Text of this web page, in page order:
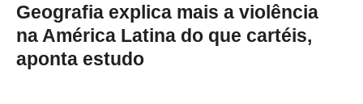
Geografia explica mais a violência
na América Latina do que cartéis,
aponta estudo